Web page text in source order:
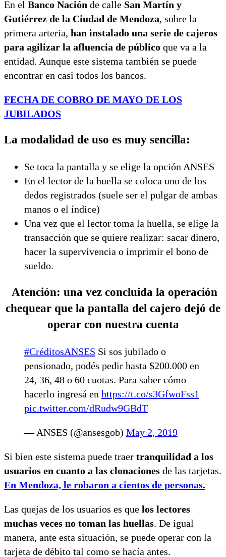
En el Banco Nación de calle San Martín y
Gutiérrez de la Ciudad de Mendoza, sobre la
primera arteria, han instalado una serie de cajeros
para agilizar la afluencia de público que va a la
entidad. Aunque este sistema también se puede
encontrar en casi todos los bancos.
FECHA DE COBRO DE MAYO DE LOS
JUBILADOS
La modalidad de uso es muy sencilla:
Se toca la pantalla y se elige la opción ANSES
En el lector de la huella se coloca uno de los
dedos registrados (suele ser el pulgar de ambas
manos o el índice)
Una vez que el lector toma la huella, se elige la
transacción que se quiere realizar: sacar dinero,
hacer la supervivencia o imprimir el bono de
sueldo.
Atención: una vez concluida la operación
chequear que la pantalla del cajero dejó de
operar con nuestra cuenta
#CréditosANSES Si sos jubilado o
pensionado, podés pedir hasta $200.000 en
24, 36, 48 o 60 cuotas. Para saber cómo
hacerlo ingresá en https://t.co/s3GfwoFss1
pic.twitter.com/dRudw9GBdT
— ANSES (@ansesgob) May 2, 2019
Si bien este sistema puede traer tranquilidad a los
usuarios en cuanto a las clonaciones de las tarjetas.
En Mendoza, le robaron a cientos de personas.
Las quejas de los usuarios es que los lectores
muchas veces no toman las huellas. De igual
manera, ante esta situación, se puede operar con la
tarjeta de débito tal como se hacía antes.